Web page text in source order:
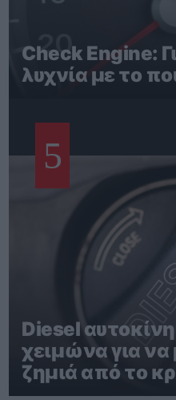
Check Engine:
λυχνία με το
5
Diesel
χειμώνα για να
ζημιά από το